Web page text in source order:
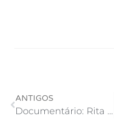
ANTIGOS
Documentário: Rita Lee – Mania de você